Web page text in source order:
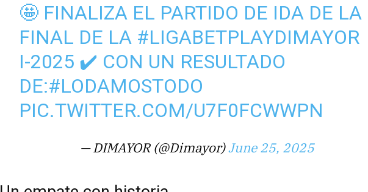
🤩 FINALIZA EL PARTIDO DE IDA DE LA
FINAL DE LA #LIGABETPLAYDIMAYOR
I-2025 ✔️ CON UN RESULTADO
DE:#LODAMOSTODO
PIC.TWITTER.COM/U7F0FCWWPN
— DIMAYOR (@Dimayor)June 25, 2025